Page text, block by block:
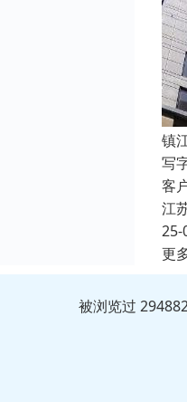
镇
写
客
江
25-
更
被浏览过